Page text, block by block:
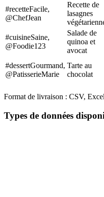
#recetteFacile,
@ChefJean
Recette de
lasagnes
#cuisineSaine,
@Foodie123
Salade de
quinoa et
avocat
#dessertGourmand,
@PatisserieMarie
Tarte au
chocolat
Format de livraison : CSV,
Types de données